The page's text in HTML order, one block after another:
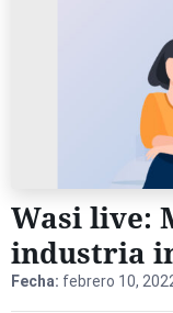
Wasi live:
industria
Fecha: febrero 10,